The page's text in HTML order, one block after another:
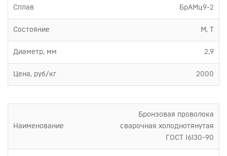
Сплав БрАМц9-2
Состояние М, Т
Диаметр, мм 2,9
Цена, руб/кг 2000
Наименование
Бронзовая проволока
сварочная холоднотянутая
ГОСТ 16130-90